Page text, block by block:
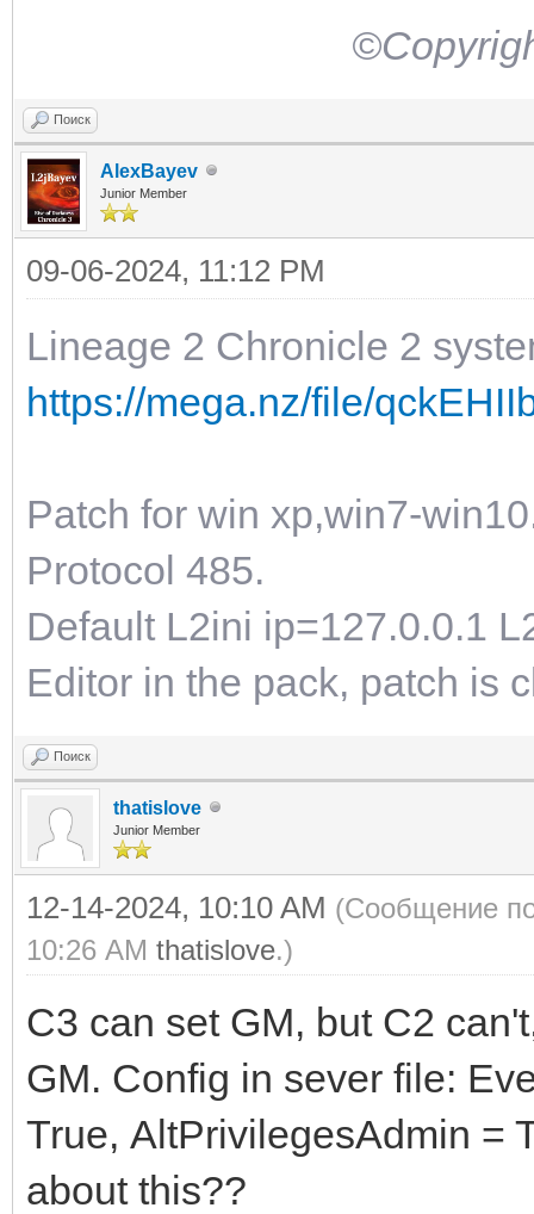
Поиск
AlexBayev
Junior Member
09-06-2024, 11:12 PM
Lineage 2 Chronicle 2
https://mega.nz/file/
Patch for win xp,win7-
Protocol 485.
Default L2ini ip=127.0.0.1
Editor in the pack, patch is
Поиск
thatislove
Junior Member
12-14-2024, 10:10 AM (Сообщение
10:26 AM thatislove.)
C3 can set GM, but C2
GM. Config in sever file:
True, AltPrivilegesAdmin =
about this??